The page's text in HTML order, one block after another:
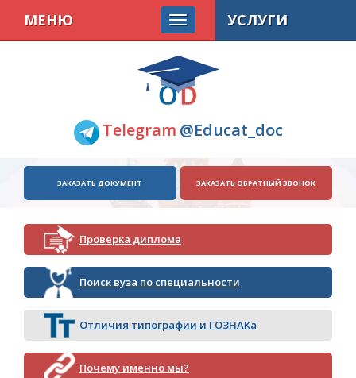
Telegram @Educat_doc
МЕНЮ
ЗАКАЗАТЬ ДОКУМЕНТ ЗАКАЗАТЬ ОБРАТНЫЙ ЗВОНОК
Проверка диплома
Поиск вуза по специальности
Отличия типографии и ГОЗНАКа
Почему именно мы?
УСЛУГИ